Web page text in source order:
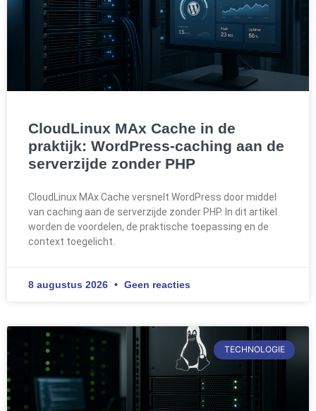
CloudLinux MAx Cache in de
praktijk: WordPress-caching aan de
serverzijde zonder PHP
CloudLinux MAx Cache versnelt WordPress door middel
van caching aan de serverzijde zonder PHP. In dit artikel
worden de voordelen, de praktische toepassing en de
context toegelicht.
8 augustus 2026 Geen reacties
TECHNOLOGIE